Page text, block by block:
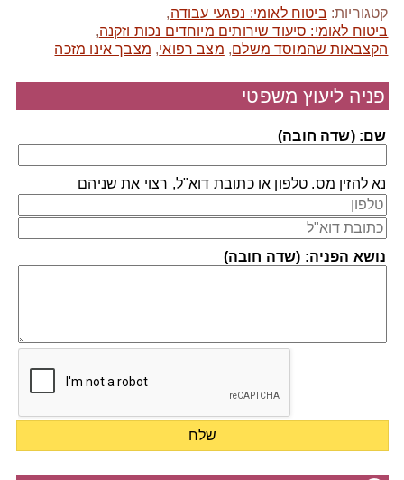
קטגוריות: ביטוח לאומי: נפגעי עבודה,
ביטוח לאומי: סיעוד שירותים מיוחדים נכות וזקנה,
הקצבאות שהמוסד משלם, מצב רפואי, מצבך אינו מזכה
פניה ליעוץ משפטי
שם: (שדה חובה)
נא להזין מס. טלפון או כתובת דוא"ל, רצוי את שניהם
נושא הפניה: (שדה חובה)